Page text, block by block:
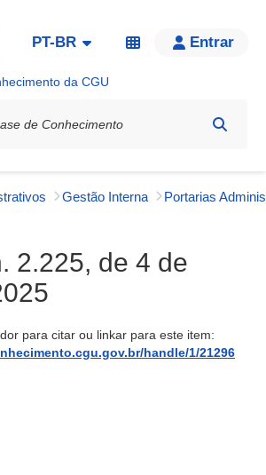
PT-BR Entrar
da CGU
Gestão Interna
2.225, de 4 de
para citar ou linkar para este item:
handle/1/21296